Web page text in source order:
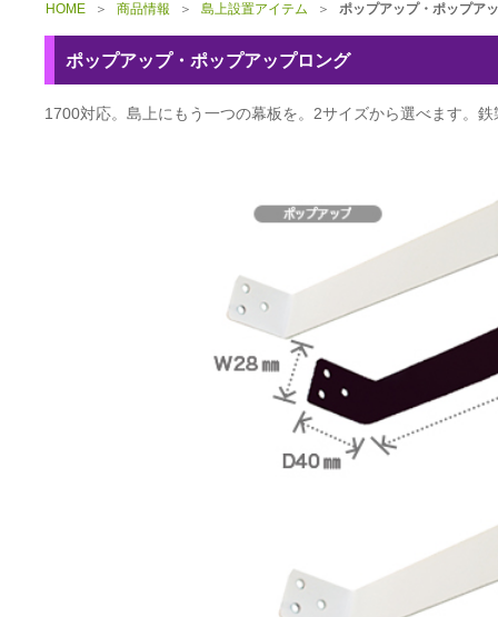
HOME ＞ 商品情報 ＞ 島上設置アイテム ＞ ポップアップ・ポップア
ポップアップ・ポップアップロング
1700対応。島上にもう一つの幕板を。2サイズから選べます。